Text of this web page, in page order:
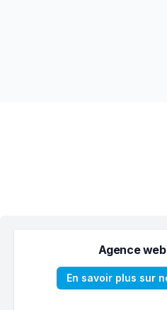
Agence
En savoir plus sur